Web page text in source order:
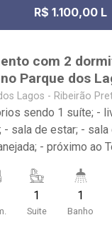
R$ 1.100,00 L
com 2
Parque dos
Lagos - Ribeirão
sendo 1 suíte; -
- sala de estar; - sala
- próximo ao
1
Suite
1
Banho